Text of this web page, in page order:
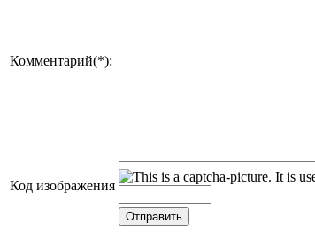
Комментарий(*):
Код изображения